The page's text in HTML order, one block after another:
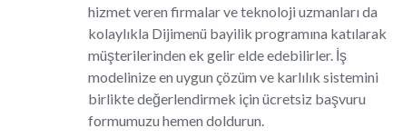
hizmet veren firmalar ve teknoloji uzmanları da
kolaylıkla Dijimenü bayilik programına katılarak
müşterilerinden ek gelir elde edebilirler. İş
modelinize en uygun çözüm ve karlılık sistemini
birlikte değerlendirmek için ücretsiz başvuru
formumuzu hemen doldurun.